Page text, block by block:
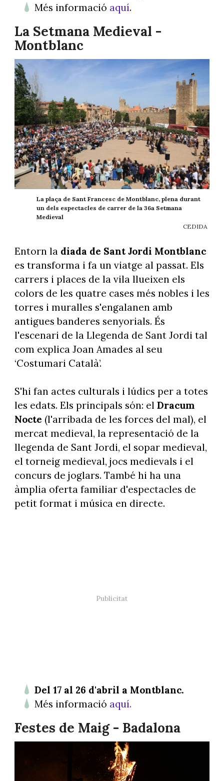
Més informació aquí.
La Setmana Medieval -
Montblanc
La plaça de Sant Francesc de Montblanc, plena durant
un dels espectacles de carrer de la 36a Setmana
Medieval
CEDIDA
Entorn la diada de Sant Jordi Montblanc
es transforma i fa un viatge al passat. Els
carrers i places de la vila llueixen els
colors de les quatre cases més nobles i les
torres i muralles s'engalanen amb
antigues banderes senyorials. És
l'escenari de la Llegenda de Sant Jordi tal
com explica Joan Amades al seu
‘Costumari Català’.
S'hi fan actes culturals i lúdics per a totes
les edats. Els principals són: el Dracum
Nocte (l'arribada de les forces del mal), el
mercat medieval, la representació de la
llegenda de Sant Jordi, el sopar medieval,
el torneig medieval, jocs medievals i el
concurs de joglars. També hi ha una
àmplia oferta familiar d'espectacles de
petit format i música en directe.
Del 17 al 26 d'abril a Montblanc.
Més informació aquí.
Festes de Maig - Badalona